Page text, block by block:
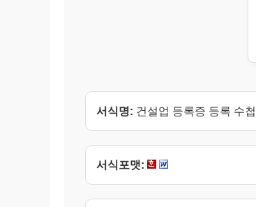
서식명: 건설업 등록증 등록 수
서식포맷: